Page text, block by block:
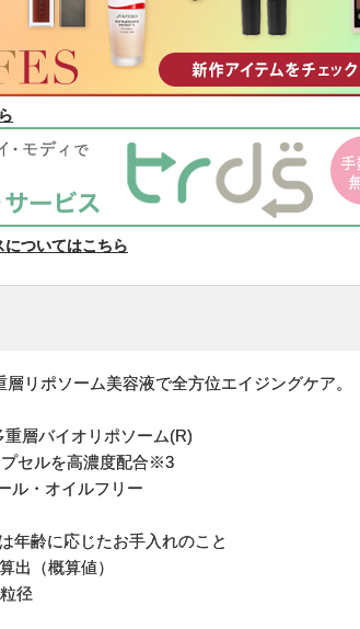
ついてはこちら
リポソーム美容液で全方位エイジングケア。
層バイオリポソーム(R)
セルを高濃度配合※3
ル・オイルフリー
年齢に応じたお手入れのこと
出（概算値）
径